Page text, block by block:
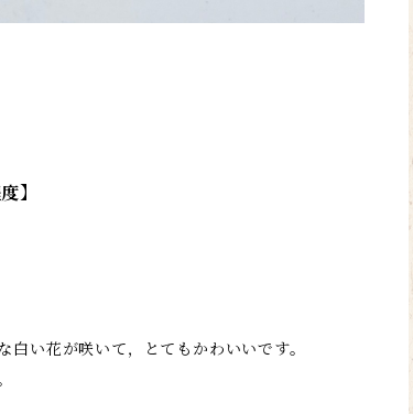
】
い花が咲いて，とてもかわいいです。